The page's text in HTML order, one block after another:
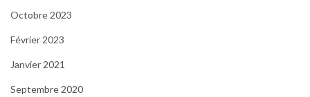
Octobre 2023
Février 2023
Janvier 2021
Septembre 2020